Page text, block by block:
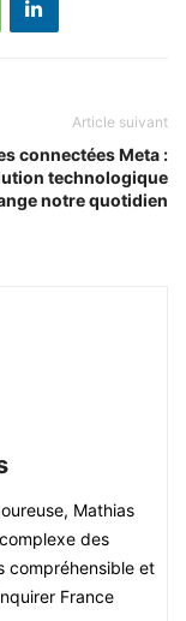
Article suivant
connectées Meta :
technologique
notre quotidien
Mathias
des
compréhensible et
France